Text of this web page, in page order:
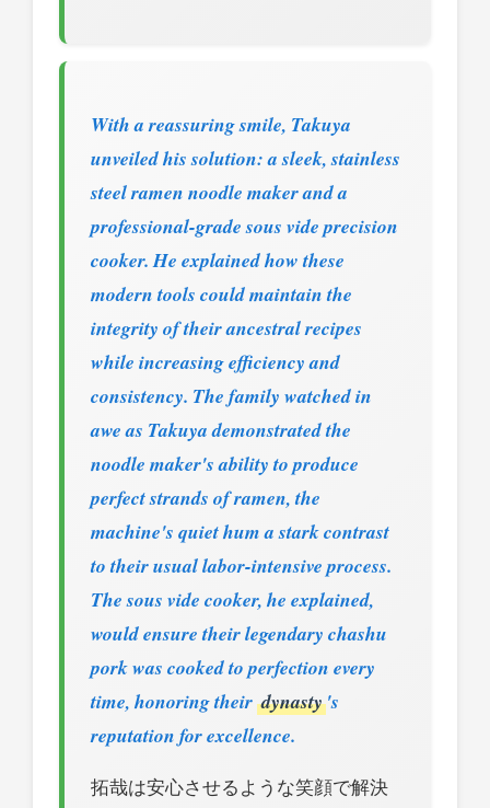
With a reassuring smile, Takuya
unveiled his solution: a sleek, stainless
steel ramen noodle maker and a
professional-grade sous vide precision
cooker. He explained how these
modern tools could maintain the
integrity of their ancestral recipes
while increasing efficiency and
consistency. The family watched in
awe as Takuya demonstrated the
noodle maker's ability to produce
perfect strands of ramen, the
machine's quiet hum a stark contrast
to their usual labor-intensive process.
The sous vide cooker, he explained,
would ensure their legendary chashu
pork was cooked to perfection every
time, honoring their dynasty 's
reputation for excellence.
拓哉は安心させるような笑顔で解決